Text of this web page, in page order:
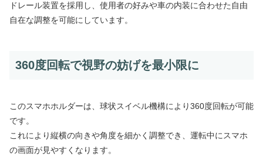
ドレール装置を採用し、使用者の好みや車の内装に合わせた自由
自在な調整を可能にしています。
360度回転で視野の妨げを最小限に
このスマホホルダーは、球状スイベル機構により360度回転が可能
です。
これにより縦横の向きや角度を細かく調整でき、運転中にスマホ
の画面が見やすくなります。